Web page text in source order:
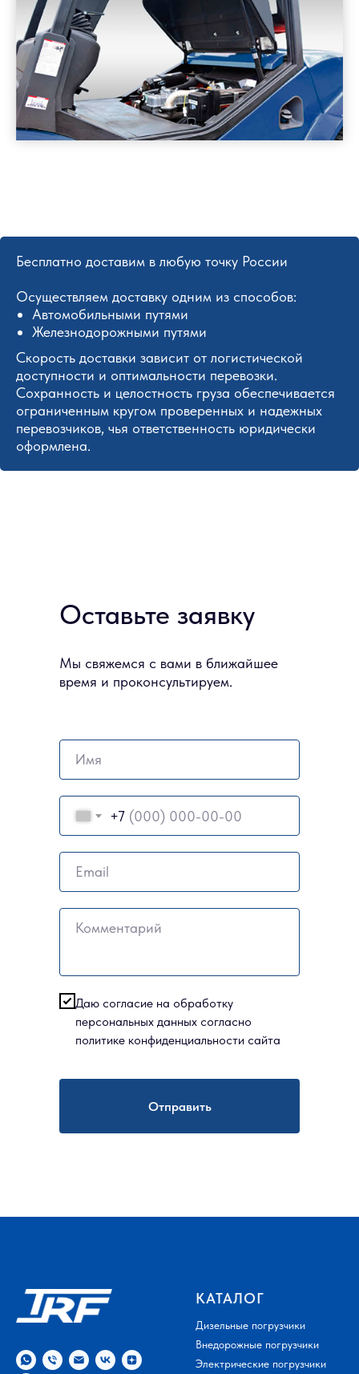
Бесплатно доставим в любую точку России
Осуществляем доставку одним из способов:
Автомобильными путями
Железнодорожными путями
Скорость доставки зависит от логистической
доступности и оптимальности перевозки.
Сохранность и целостность груза обеспечивается
ограниченным кругом проверенных и надежных
перевозчиков, чья ответственность юридически
оформлена.
Имя
+7
Email
Комментарий
Даю согласие на обработку
персональных данных согласно
политике конфиденциальности сайта
Отправить
Оставьте заявку
Мы свяжемся с вами в ближайшее
время и проконсультируем.
КАТАЛОГ
Дизельные погрузчики
Внедорожные погрузчики
Электрические погрузчики